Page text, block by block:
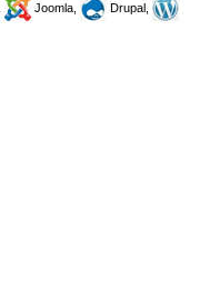
Joomla,
Drupal,